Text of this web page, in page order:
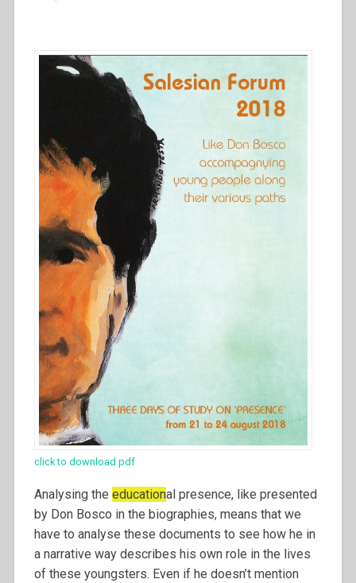
click to download pdf
Analysing the educational presence, like presented
by Don Bosco in the biographies, means that we
have to analyse these documents to see how he in
a narrative way describes his own role in the lives
of these youngsters. Even if he doesn’t mention